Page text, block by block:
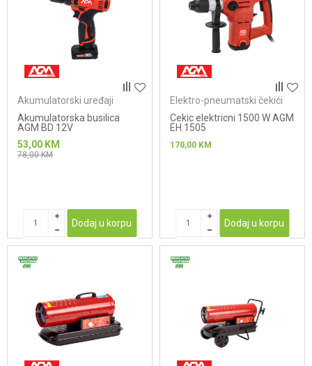
Akumulatorski uređaji
Akumulatorska busilica
AGM BD 12V
53,00 KM
78,00KM
Dodaj u korpu
Elektro-pneumatski čekići
Cekic elektricni 1500 W AGM
EH 1505
170,00 KM
Dodaj u korpu